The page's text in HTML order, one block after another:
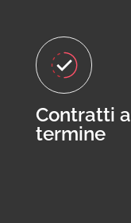
Contratti
termine